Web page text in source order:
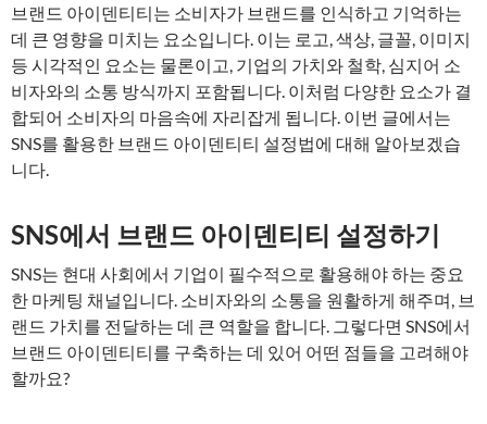
브랜드 아이덴티티는 소비자가 브랜드를 인식하고 기억하는
데 큰 영향을 미치는 요소입니다. 이는 로고, 색상, 글꼴, 이미지
등 시각적인 요소는 물론이고, 기업의 가치와 철학, 심지어 소
비자와의 소통 방식까지 포함됩니다. 이처럼 다양한 요소가 결
합되어 소비자의 마음속에 자리잡게 됩니다. 이번 글에서는
SNS를 활용한 브랜드 아이덴티티 설정법에 대해 알아보겠습
니다.
SNS에서 브랜드 아이덴티티 설정하기
SNS는 현대 사회에서 기업이 필수적으로 활용해야 하는 중요
한 마케팅 채널입니다. 소비자와의 소통을 원활하게 해주며, 브
랜드 가치를 전달하는 데 큰 역할을 합니다. 그렇다면 SNS에서
브랜드 아이덴티티를 구축하는 데 있어 어떤 점들을 고려해야
할까요?